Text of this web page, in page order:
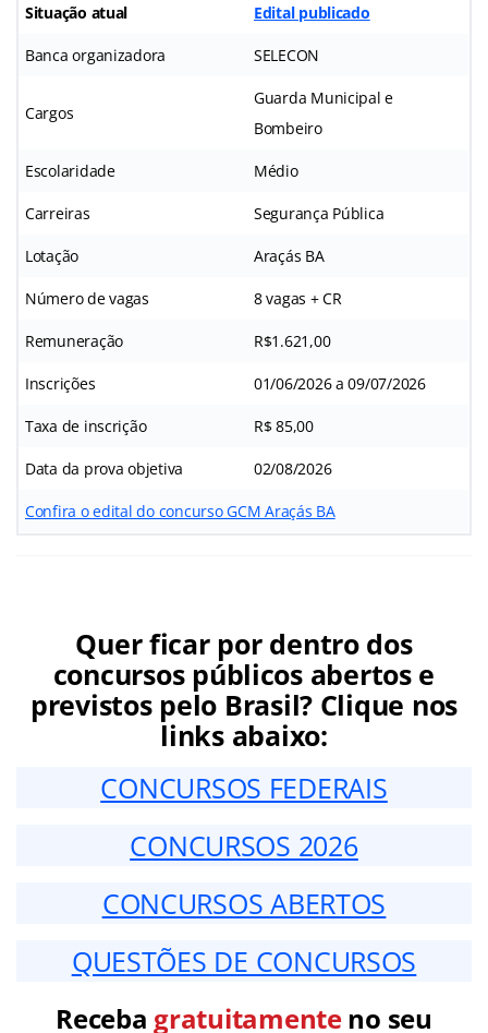
Situação atual Edital publicado
Banca organizadora SELECON
Cargos
Guarda Municipal e
Bombeiro
Escolaridade Médio
Carreiras Segurança Pública
Lotação Araçás BA
Número de vagas 8 vagas + CR
Remuneração R$1.621,00
Inscrições 01/06/2026 a 09/07/2026
Taxa de inscrição R$ 85,00
Data da prova objetiva 02/08/2026
Confira o edital do concurso GCM Araçás BA
Quer ficar por dentro dos
concursos públicos abertos e
previstos pelo Brasil? Clique nos
links abaixo:
CONCURSOS FEDERAIS
CONCURSOS 2026
CONCURSOS ABERTOS
QUESTÕES DE CONCURSOS
Receba gratuitamenteno seu